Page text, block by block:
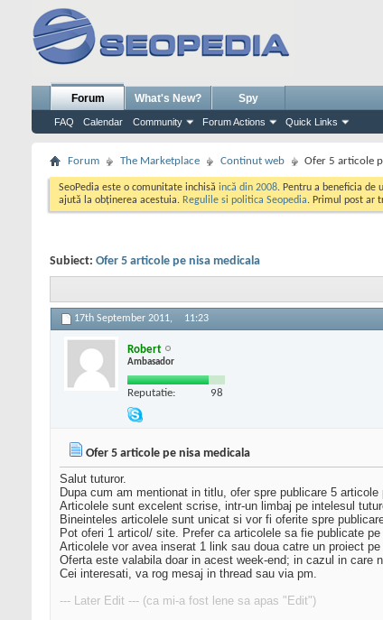
Forum
FAQ Calendar Community Forum Actions Quick Links
What's New? Spy
Forum The Marketplace Continut web Ofer 5 articole
SeoPedia este o comunitate inchisă incă din 2008. Pentru a beneficia de
ajută la obținerea acestuia. Regulile si politica Seopedia. Primul post ar
Subiect: Ofer 5 articole pe nisa medicala
17th September 2011, 11:23
Robert
Ambasador
Reputatie: 98
Ofer 5 articole pe nisa medicala
Salut tuturor.
Dupa cum am mentionat in titlu, ofer spre publicare 5 articole
Articolele sunt excelent scrise, intr-un limbaj pe intelesul
Bineinteles articolele sunt unicat si vor fi oferite spre
Pot oferi 1 articol/ site. Prefer ca articolele sa fie publicate
Articolele vor avea inserat 1 link sau doua catre un proiect
Oferta este valabila doar in acest week-end; in cazul in care
Cei interesati, va rog mesaj in thread sau via pm.
--- Later Edit --- (ca mi-a fost lene sa apas "Edit")